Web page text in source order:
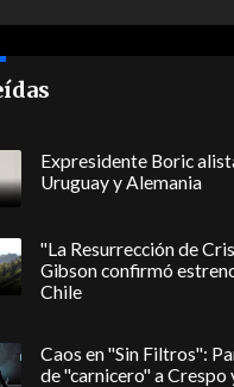
Expresidente Boric
Uruguay y Alemania
"La Resurrección de
Gibson confirmó
Chile
Caos en "Sin Filtros":
de "carnicero" a